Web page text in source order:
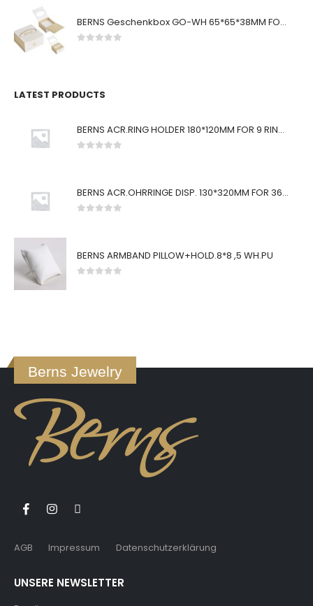
BERNS Geschenkbox GO-WH 65*65*38MM FOR SMALL SETS
LATEST PRODUCTS
BERNS ACR.RING HOLDER 180*120MM FOR 9 RINGS
BERNS ACR.OHRRINGE DISP. 130*320MM FOR 36 PAIRS
BERNS ARMBAND PILLOW+HOLD.8*8 ,5 WH.PU
Berns Jewelry
AGB Impressum Datenschutzerklärung
UNSERE NEWSLETTER